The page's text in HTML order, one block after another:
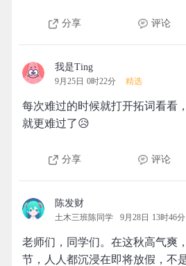
分享 评论
我是Ting
9月25日 0时22分 精选
每次难过的时候就打开拓词看看
就更难过了😥
分享 评论
陈发财
土木三班陈同学 9月28日 13时46分
老师们，同学们。在这秋高气爽
节，人人都沉浸在即将放假，不